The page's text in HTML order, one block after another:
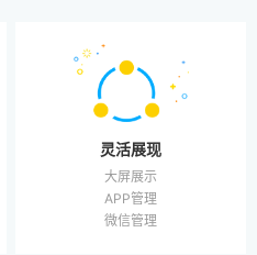
灵活展现
大屏展示
APP管理
微信管理